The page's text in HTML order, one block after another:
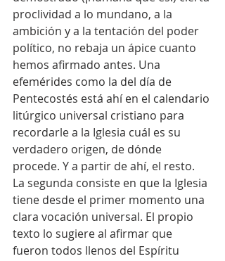
proclividad a lo mundano, a la
ambición y a la tentación del poder
político, no rebaja un ápice cuanto
hemos afirmado antes. Una
efemérides como la del día de
Pentecostés está ahí en el calendario
litúrgico universal cristiano para
recordarle a la Iglesia cuál es su
verdadero origen, de dónde
procede. Y a partir de ahí, el resto.
La segunda consiste en que la Iglesia
tiene desde el primer momento una
clara vocación universal. El propio
texto lo sugiere al afirmar que
fueron todos llenos del Espíritu